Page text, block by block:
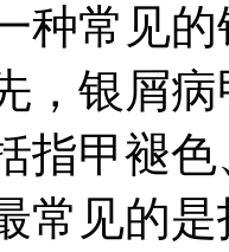
种常见
，银屑
指甲褪
常见的